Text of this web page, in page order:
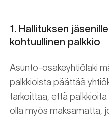
1. Hallituksen
kohtuullinen palkkio
Asunto-osakeyhtiölaki
palkkioista päättää
tarkoittaa, että
olla myös maksamatta,